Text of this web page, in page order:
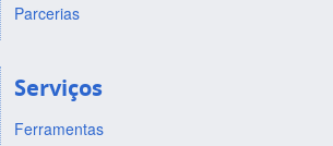
Parcerias
Serviços
Ferramentas